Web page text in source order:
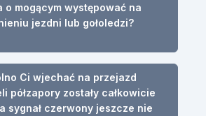
o mogącym występować na
jezdni lub gołoledzi?
Ci wjechać na przejazd
półzapory zostały całkowicie
sygnał czerwony jeszcze nie